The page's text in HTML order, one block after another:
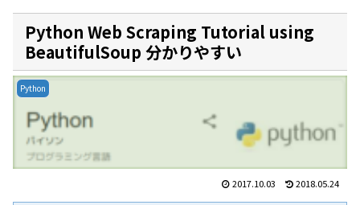
Python Web Scraping Tutorial using
BeautifulSoup 分かりやすい
Python
2017.10.03 2018.05.24